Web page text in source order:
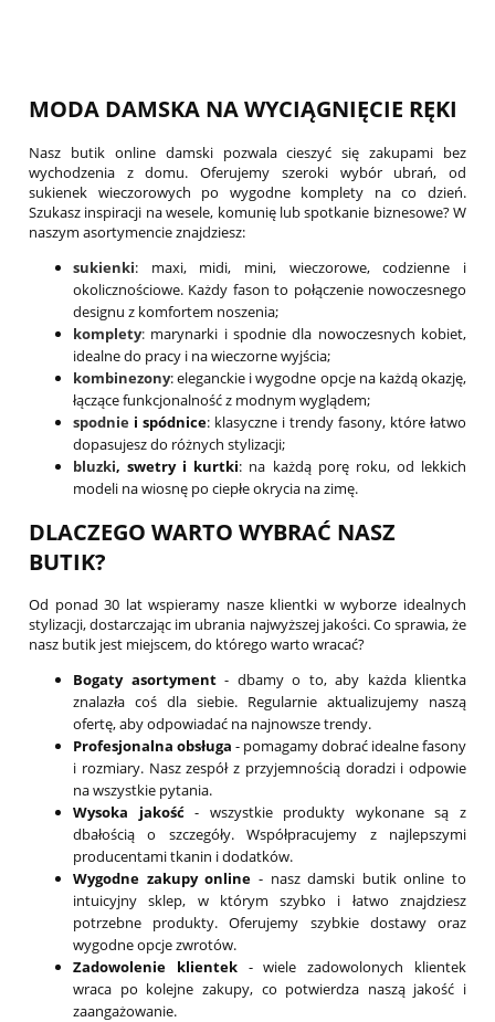
MODA DAMSKA NA WYCIĄGNIĘCIE RĘKI
Nasz butik online damski pozwala cieszyć się zakupami bez
wychodzenia z domu. Oferujemy szeroki wybór ubrań, od
sukienek wieczorowych po wygodne komplety na co dzień.
Szukasz inspiracji na wesele, komunię lub spotkanie biznesowe? W
naszym asortymencie znajdziesz:
sukienki: maxi, midi, mini, wieczorowe, codzienne i
okolicznościowe. Każdy fason to połączenie nowoczesnego
designu z komfortem noszenia;
komplety: marynarki i spodnie dla nowoczesnych kobiet,
idealne do pracy i na wieczorne wyjścia;
kombinezony: eleganckie i wygodne opcje na każdą okazję,
łączące funkcjonalność z modnym wyglądem;
spodnie i spódnice: klasyczne i trendy fasony, które łatwo
dopasujesz do różnych stylizacji;
bluzki, swetry i kurtki: na każdą porę roku, od lekkich
modeli na wiosnę po ciepłe okrycia na zimę.
DLACZEGO WARTO WYBRAĆ NASZ
BUTIK?
Od ponad 30 lat wspieramy nasze klientki w wyborze idealnych
stylizacji, dostarczając im ubrania najwyższej jakości. Co sprawia, że
nasz butik jest miejscem, do którego warto wracać?
Bogaty asortyment- dbamy o to, aby każda klientka
znalazła coś dla siebie. Regularnie aktualizujemy naszą
ofertę, aby odpowiadać na najnowsze trendy.
Profesjonalna obsługa - pomagamy dobrać idealne fasony
i rozmiary. Nasz zespół z przyjemnością doradzi i odpowie
na wszystkie pytania.
Wysoka jakość- wszystkie produkty wykonane są z
dbałością o szczegóły. Współpracujemy z najlepszymi
producentami tkanin i dodatków.
Wygodne zakupy online - nasz damski butik online to
intuicyjny sklep, w którym szybko i łatwo znajdziesz
potrzebne produkty. Oferujemy szybkie dostawy oraz
wygodne opcje zwrotów.
Zadowolenie klientek- wiele zadowolonych klientek
wraca po kolejne zakupy, co potwierdza naszą jakość i
zaangażowanie.